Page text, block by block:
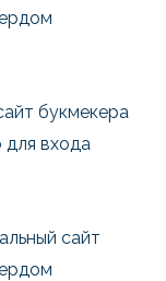
букмекера
входа
сайт